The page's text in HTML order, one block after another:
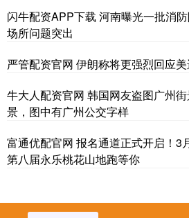
闪牛配资APP下载 河南曝光一批消
场所问题突出
严管配资官网 伊朗称将更强烈回应
牛大人配资官网 韩国网友盗图广州
景，图中有广州公交字样
富通优配官网 报名通道正式开启！3
第八届永乐桃花山地跑等你